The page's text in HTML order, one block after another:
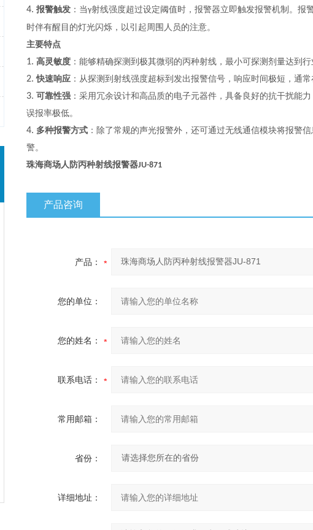
4. 报警触发 ：当γ射线强度超过设定阈值时，报警器立即触发报警机制。报
时伴有醒目的灯光闪烁，以引起周围人员的注意。
主要特点
1. 高灵敏度 ：能够精确探测到极其微弱的丙种射线，最小可探测剂量达到
2.快速响应 ：从探测到射线强度超标到发出报警信号，响应时间极短，通
3. 可靠性强 ：采用冗余设计和高品质的电子元器件，具备良好的抗干扰能
误报率极低。
4. 多种报警方式 ：除了常规的声光报警外，还可通过无线通信模块将报警
警。
珠海商场人防丙种射线报警器JU-871
产品咨询
产品：
您的单位：
您的姓名：
联系电话：
常用邮箱：
省份：
详细地址：